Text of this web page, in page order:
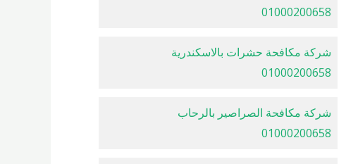
01000200658
شركة مكافحة حشرات بالاسكندرية
01000200658
شركة مكافحة الصراصير بالرحاب
01000200658